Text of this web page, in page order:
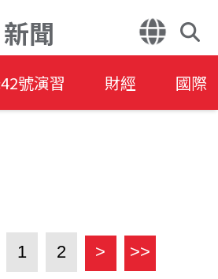
新聞
號演習 財經 國際
1 2 > >>